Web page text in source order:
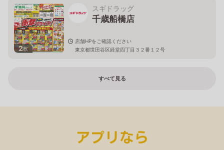
2枚
スギドラッグ
千歳船橋店
店舗HPをご確認ください
東京都世田谷区経堂四丁目３２番１２号
すべて見る